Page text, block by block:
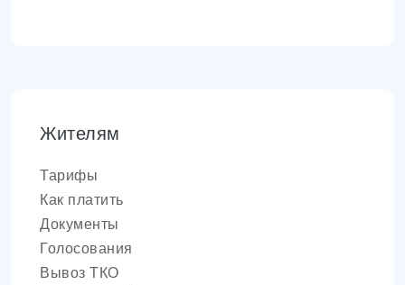
Жителям
Тарифы
Как платить
Документы
Голосования
Вывоз ТКО